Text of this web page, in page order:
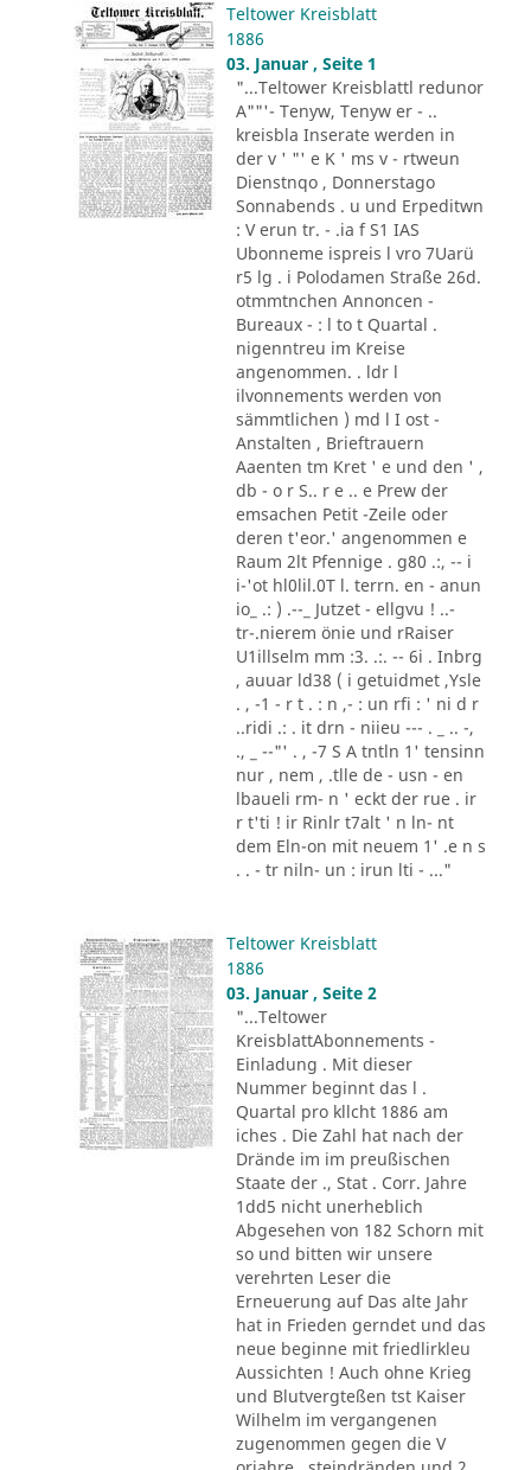
Teltower Kreisblatt
1886
03. Januar , Seite 1
"...Teltower Kreisblattl redunor
A""'- Tenyw, Tenyw er - ..
kreisbla Inserate werden in
der v ' "' e K ' ms v - rtweun
Dienstnqo , Donnerstago
Sonnabends . u und Erpeditwn
: V erun tr. - .ia f S1 IAS
Ubonneme ispreis l vro 7Uarü
r5 lg . i Polodamen Straße 26d.
otmmtnchen Annoncen -
Bureaux - : l to t Quartal .
nigenntreu im Kreise
angenommen. . ldr l
ilvonnements werden von
sämmtlichen ) md l I ost -
Anstalten , Brieftrauern
Aaenten tm Kret ' e und den ' ,
db - o r S.. r e .. e Prew der
emsachen Petit -Zeile oder
deren t'eor.' angenommen e
Raum 2lt Pfennige . g80 .:, -- i
i-'ot hl0lil.0T l. terrn. en - anun
io_ .: ) .--_ Jutzet - ellgvu ! ..-
tr-.nierem önie und rRaiser
U1illselm mm :3. .:. -- 6i . Inbrg
, auuar ld38 ( i getuidmet ,Ysle
. , -1 - r t . : n ,- : un rfi : ' ni d r
..ridi .: . it drn - niieu --- . _ .. -,
., _ --"' . , -7 S A tntln 1' tensinn
nur , nem , .tlle de - usn - en
lbaueli rm- n ' eckt der rue . ir
r t'ti ! ir Rinlr t7alt ' n ln- nt
dem Eln-on mit neuem 1' .e n s
. . - tr niln- un : irun lti - ..."
Teltower Kreisblatt
1886
03. Januar , Seite 2
"...Teltower
KreisblattAbonnements -
Einladung . Mit dieser
Nummer beginnt das l .
Quartal pro kllcht 1886 am
iches . Die Zahl hat nach der
Drände im im preußischen
Staate der ., Stat . Corr. Jahre
1dd5 nicht unerheblich
Abgesehen von 182 Schorn mit
so und bitten wir unsere
verehrten Leser die
Erneuerung auf Das alte Jahr
hat in Frieden gerndet und das
neue beginne mit friedlirkleu
Aussichten ! Auch ohne Krieg
und Blutvergteßen tst Kaiser
Wilhelm im vergangenen
zugenommen gegen die V